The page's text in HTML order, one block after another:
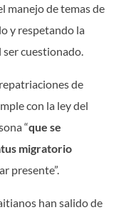
manejo de temas de
y respetando la
ser cuestionado.
de
con la ley del
“que se
migratorio
presente”.
han salido de